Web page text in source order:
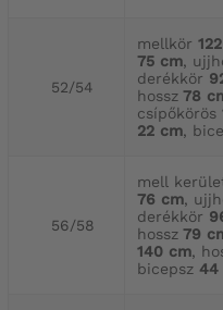
52/54
mellkör
75 cm,
derékkör
hossz 78
csípőkörös
22 cm,
56/58
mell
76 cm,
derékkör
hossz 79
140 cm,
bicepsz 44